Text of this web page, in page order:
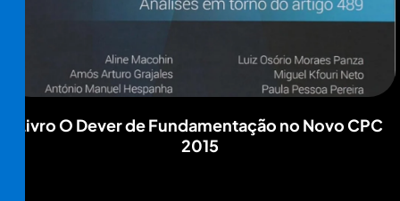
Livro O Dever de Fundamentação no Novo CPC
2015